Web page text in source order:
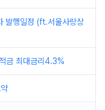
발행일정 (ft.서울사랑상
금 최대금리4.3%